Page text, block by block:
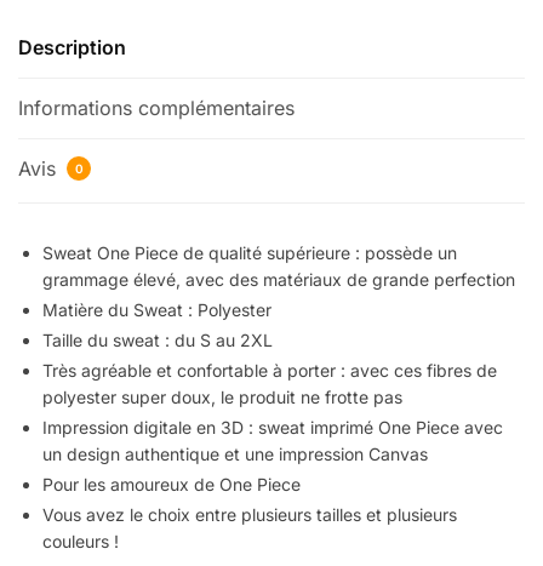
Luffy
Tatouant
Description
Informations complémentaires
Avis 0
Sweat One Piece de qualité supérieure : possède un
grammage élevé, avec des matériaux de grande perfection
Matière du Sweat : Polyester
Taille du sweat : du S au 2XL
Très agréable et confortable à porter : avec ces fibres de
polyester super doux, le produit ne frotte pas
Impression digitale en 3D : sweat imprimé One Piece avec
un design authentique et une impression Canvas
Pour les amoureux de One Piece
Vous avez le choix entre plusieurs tailles et plusieurs
couleurs !